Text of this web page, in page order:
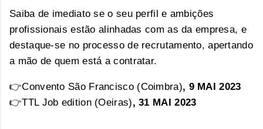
Saiba de imediato se o seu perfil e ambições
profissionais estão alinhadas com as da empresa, e
destaque-se no processo de recrutamento, apertando
a mão de quem está a contratar.
👉Convento São Francisco (Coimbra), 9 MAI 2023
👉TTL Job edition (Oeiras), 31 MAI 2023